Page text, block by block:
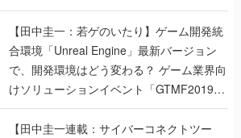
のいたり】
【田中圭一：若ゲのいたり】ゲーム開発統
合環境「Unreal Engine」最新バージョン
で、開発環境はどう変わる？ ゲーム業界向
けソリューションイベント「GTMF2019」
に行って、より理解を深めよう【PR】
【田中圭一連載：サイバーコネクトツー